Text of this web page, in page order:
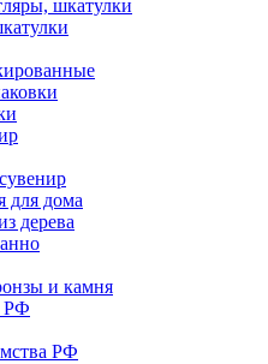
шкатулки
для дома
дерева
и камня
РФ
РФ